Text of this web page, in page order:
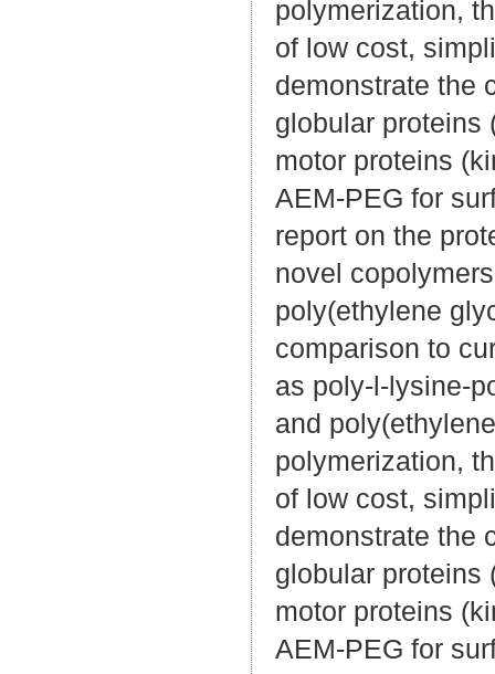
polymerization,
of low cost,
demonstrate the
globular proteins
motor proteins
AEM-PEG for
report on the
novel
poly(ethylene
comparison to
as poly-l-lysine-
and
polymerization,
of low cost,
demonstrate the
globular proteins
motor proteins
AEM-PEG for